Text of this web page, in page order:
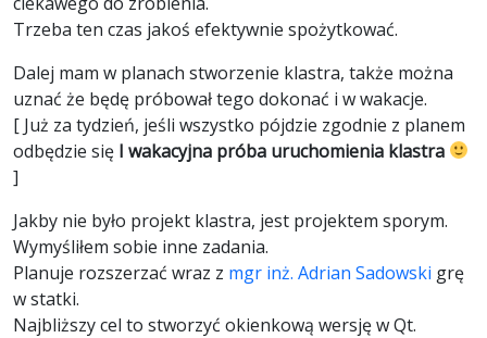
Trzeba ten czas jakoś efektywnie spożytkować.
Dalej mam w planach stworzenie klastra, także można
uznać że będę próbował tego dokonać i w wakacje.
[ Już za tydzień, jeśli wszystko pójdzie zgodnie z planem
odbędzie się I wakacyjna próba uruchomienia klastra
]
Jakby nie było projekt klastra, jest projektem sporym.
Wymyśliłem sobie inne zadania.
Planuje rozszerzać wraz z mgr inż. Adrian Sadowski grę
w statki.
Najbliższy cel to stworzyć okienkową wersję w Qt.